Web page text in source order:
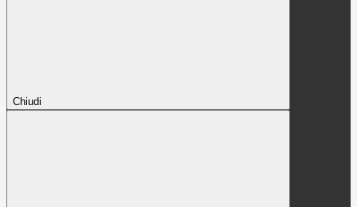
Chiudi